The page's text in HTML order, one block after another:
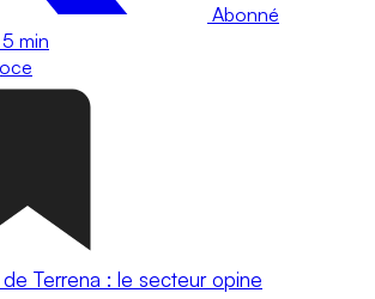
Abonné
5 min
Terrena : le secteur opine